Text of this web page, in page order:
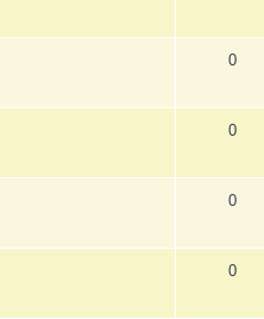
0
0
0
0